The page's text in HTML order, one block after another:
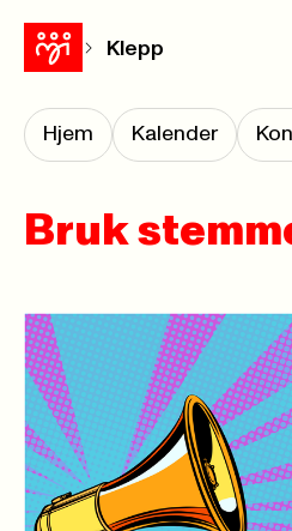
Klepp
Hjem Kalender
Bruk